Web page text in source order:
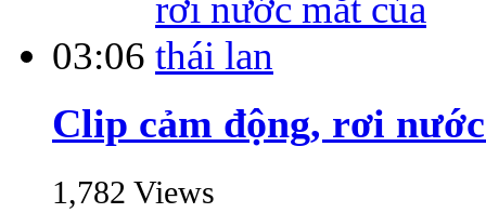
03:06
Clip cảm động, rơi
1,782 Views